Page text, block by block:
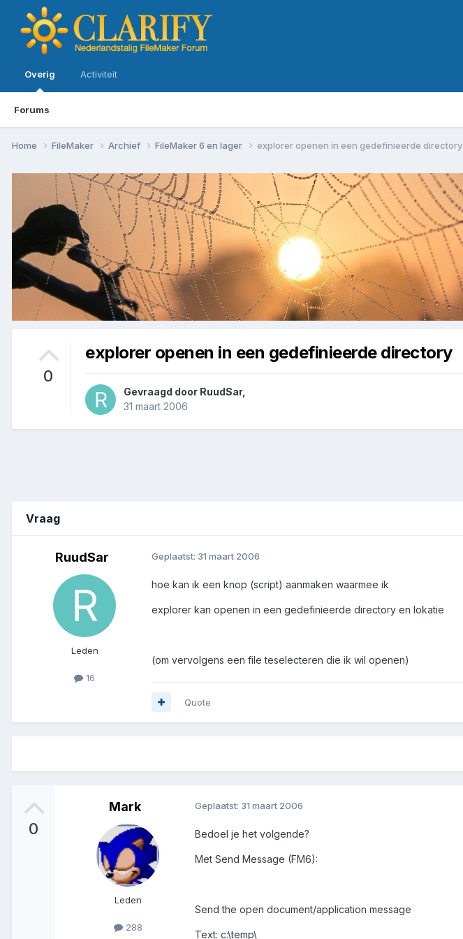
Overig
Forums
Activiteit
Home FileMaker Archief FileMaker 6 en lager explorer openen in een gedefinieerde directory
0
explorer openen in een gedefinieerde directory
Gevraagd door RuudSar,
31 maart 2006
Vraag
RuudSar
Leden
16
Geplaatst: 31 maart 2006
hoe kan ik een knop (script) aanmaken waarmee ik
explorer kan openen in een gedefinieerde directory en lokatie
(om vervolgens een file teselecteren die ik wil openen)
Quote
0
Mark
Leden
288
Geplaatst: 31 maart 2006
Bedoel je het volgende?
Met Send Message (FM6):
Send the open document/application message
Text: c:\temp\